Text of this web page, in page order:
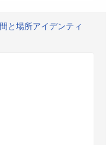
と場所アイデンティ